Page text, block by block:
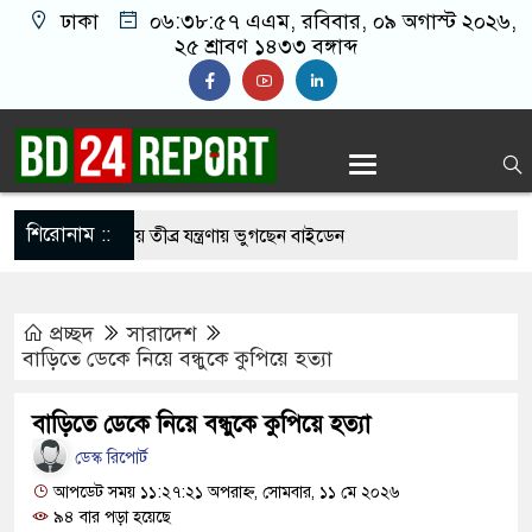
ঢাকা ০৬:৩৮:৫৮ এএম, রবিবার, ০৯ অগাস্ট ২০২৬,
২৫ শ্রাবণ ১৪৩৩ বঙ্গাব্দ
শিরোনাম ::
ছড়িয়ে পড়ায় তীব্র যন্ত্রণায় ভুগছেন বাইডেন
পতাকায় সাকিবের অটোগ্রাফ, ভাইরাল নেট
প্রচ্ছদ
সারাদেশ
বাড়িতে ডেকে নিয়ে বন্ধুকে কুপিয়ে হত্যা
বাড়িতে ডেকে নিয়ে বন্ধুকে কুপিয়ে হত্যা
ডেস্ক রিপোর্ট
আপডেট সময় ১১:২৭:২১ অপরাহ্ন, সোমবার, ১১ মে ২০২৬
৯৪ বার পড়া হয়েছে